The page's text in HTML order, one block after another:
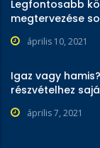
Legfontosabb
megtervezése
április 10, 2021
Igaz vagy
részvételhez
április 7, 2021